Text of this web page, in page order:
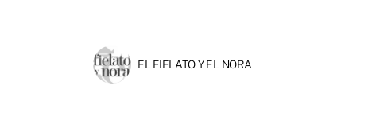
EL FIELATO Y EL NORA